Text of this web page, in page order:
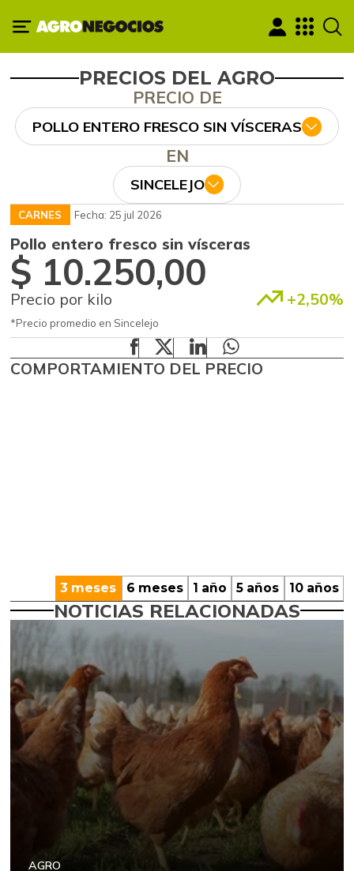
PRECIOS DEL AGRO
PRECIO DE
POLLO ENTERO FRESCO SIN VÍSCERAS
EN
SINCELEJO
CARNES Fecha: 25 jul 2026
Pollo entero fresco sin vísceras
$ 10.250,00
Precio por kilo +2,50%
*Precio promedio en Sincelejo
COMPORTAMIENTO DEL PRECIO
3 meses 6 meses 1 año 5 años 10 años
NOTICIAS RELACIONADAS
AGRO